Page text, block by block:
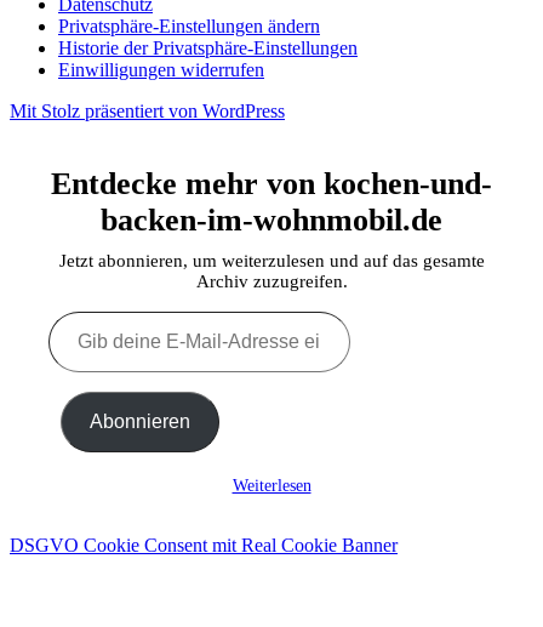
Privatsphäre-Einstellungen ändern
Historie der Privatsphäre-Einstellungen
Einwilligungen widerrufen
Mit Stolz präsentiert von WordPress
Entdecke mehr von kochen-und-
backen-im-wohnmobil.de
Jetzt abonnieren, um weiterzulesen und auf das gesamte
Archiv zuzugreifen.
Gib
deine
E-
Adresse
ein ... Abonnieren
Weiterlesen
DSGVO Cookie Consent mit Real Cookie Banner